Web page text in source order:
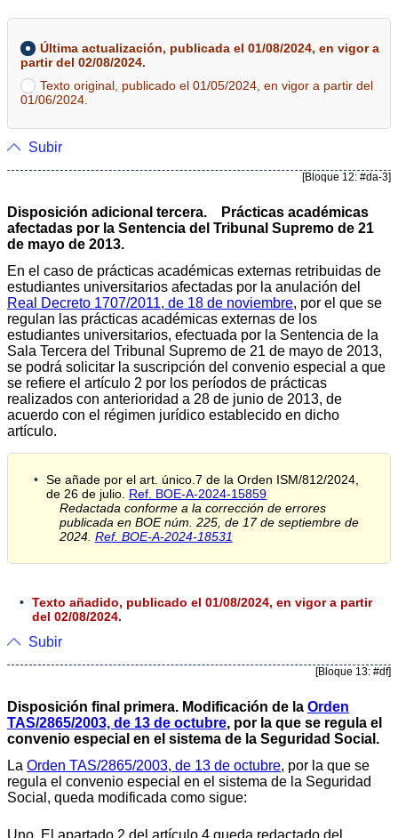
Última actualización, publicada el 01/08/2024, en vigor a
partir del 02/08/2024.
Texto original, publicado el 01/05/2024, en vigor a partir del
01/06/2024.
Subir
[Bloque 12: #da-3]
Disposición adicional tercera. Prácticas académicas
afectadas por la Sentencia del Tribunal Supremo de 21
de mayo de 2013.
En el caso de prácticas académicas externas retribuidas de
estudiantes universitarios afectadas por la anulación del
Real Decreto 1707/2011, de 18 de noviembre, por el que se
regulan las prácticas académicas externas de los
estudiantes universitarios, efectuada por la Sentencia de la
Sala Tercera del Tribunal Supremo de 21 de mayo de 2013,
se podrá solicitar la suscripción del convenio especial a que
se refiere el artículo 2 por los períodos de prácticas
realizados con anterioridad a 28 de junio de 2013, de
acuerdo con el régimen jurídico establecido en dicho
artículo.
Se añade por el art. único.7 de la Orden ISM/812/2024,
de 26 de julio. Ref. BOE-A-2024-15859
Redactada conforme a la corrección de errores
publicada en BOE núm. 225, de 17 de septiembre de
2024. Ref. BOE-A-2024-18531
Texto añadido, publicado el 01/08/2024, en vigor a partir
del 02/08/2024.
Subir
[Bloque 13: #df]
Disposición final primera. Modificación de la Orden
TAS/2865/2003, de 13 de octubre, por la que se regula el
convenio especial en el sistema de la Seguridad Social.
La Orden TAS/2865/2003, de 13 de octubre, por la que se
regula el convenio especial en el sistema de la Seguridad
Social, queda modificada como sigue:
Uno. El apartado 2 del artículo 4 queda redactado del